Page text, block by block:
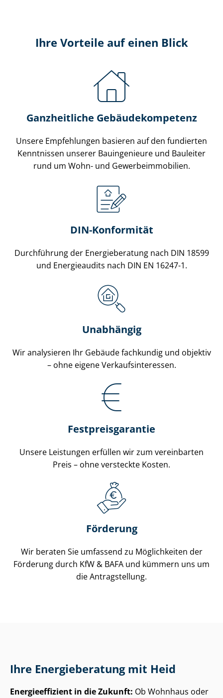
Ihre Vorteile auf einen Blick
Ganzheitliche Ge­bäu­de­kom­pe­tenz
Unsere Empfehlungen basieren auf den fundierten
Kenntnissen unserer Bauingenieure und Bauleiter
rund um Wohn- und Ge­wer­be­im­mo­bi­li­en.
DIN-Konformität
Durchführung der Energieberatung nach DIN 18599
und Energieaudits nach DIN EN 16247-1.
Unabhängig
Wir analysieren Ihr Gebäude fachkundig und objektiv
– ohne eigene Ver­kaufs­in­ter­es­sen.
Fest­preis­ga­ran­tie
Unsere Leistungen erfüllen wir zum vereinbarten
Preis – ohne versteckte Kosten.
Förderung
Wir beraten Sie umfassend zu Möglichkeiten der
Förderung durch KfW & BAFA und kümmern uns um
die Antragstellung.
Ihre Energie­beratung mit Heid
En­er­gie­ef­fi­zi­ent in die Zukunft: Ob Wohnhaus oder